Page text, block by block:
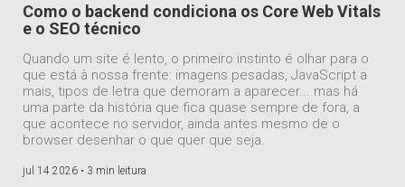
Como o backend condiciona os Core Web Vitals
e o SEO técnico
Quando um site é lento, o primeiro instinto é olhar para o
que está à nossa frente: imagens pesadas, JavaScript a
mais, tipos de letra que demoram a aparecer... mas há
uma parte da história que fica quase sempre de fora, a
que acontece no servidor, ainda antes mesmo de o
browser desenhar o que quer que seja.
jul 14 2026 • 3 min leitura